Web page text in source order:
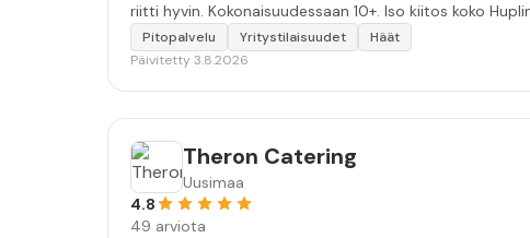
riitti hyvin. Kokonaisuudessaan 10+. Iso kiitos koko
Pitopalvelu Yritystilaisuudet
Häät
Päivitetty 3.8.2026
Theron Catering
Uusimaa
4.8
49 arviota